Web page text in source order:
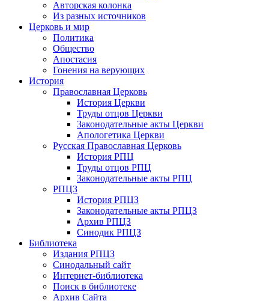
Авторская колонка
Из разных источников
Церковь и мир
Политика
Общество
Апостасия
Гонения на верующих
История
Православная Церковь
История Церкви
Труды отцов Церкви
Законодательные акты Церкви
Апологетика Церкви
Русская Православная Церковь
История РПЦ
Труды отцов РПЦ
Законодательные акты РПЦ
РПЦЗ
История РПЦЗ
Законодательные акты РПЦЗ
Архив РПЦЗ
Синодик РПЦЗ
Библиотека
Издания РПЦЗ
Синодальный сайт
Интернет-библиотека
Поиск в библиотеке
Архив Сайта